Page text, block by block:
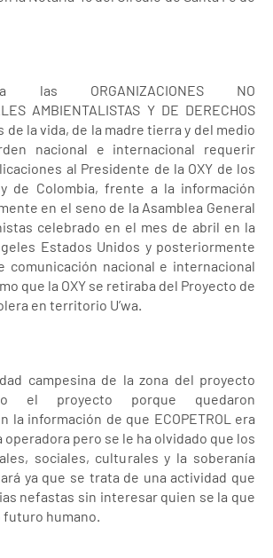
las ORGANIZACIONES NO
AMBIENTALISTAS Y DE DERECHOS
de la vida, de la madre tierra y del medio
nacional e internacional requerir
al Presidente de la OXY de los
de Colombia, frente a la información
en el seno de la Asamblea General
celebrado en el mes de abril en la
Estados Unidos y posteriormente
comunicación nacional e internacional
que la OXY se retiraba del Proyecto de
en territorio U’wa.
campesina de la zona del proyecto
el proyecto porque quedaron
la información de que ECOPETROL era
operadora pero se le ha olvidado que los
sociales, culturales y la soberanía
ya que se trata de una actividad que
nefastas sin interesar quien se la que
humano.